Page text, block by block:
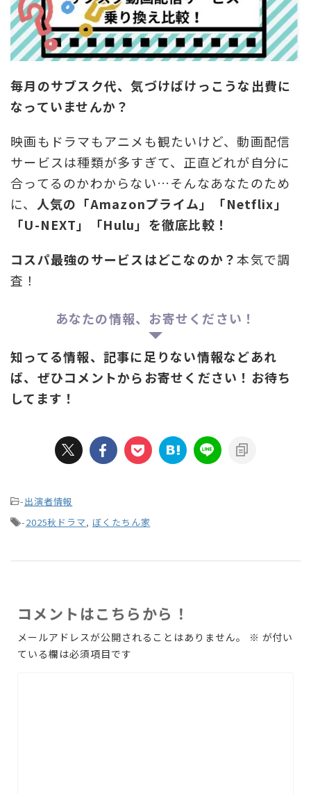
毎月のサブスク代、気づけばけっこうな出費に
なっていませんか？
映画もドラマもアニメも観たいけど、動画配信
サービスは種類が多すぎて、正直どれが自分に
合ってるのかわからない…そんなあなたのため
に、 人気の「Amazonプライム」「Netflix」
「U-NEXT」「Hulu」を徹底比較！
コスパ最強のサービスはどこなのか？本気で調
査！
あなたの情報、お寄せください！
知ってる情報、記事に足りない情報などあれ
ば、ぜひコメントからお寄せください！お待ち
してます！
-出演者情報
-2025秋ドラマ, ぼくたちん家
コメントはこちらから！
メールアドレスが公開されることはありません。 ※ が付い
ている欄は必須項目です